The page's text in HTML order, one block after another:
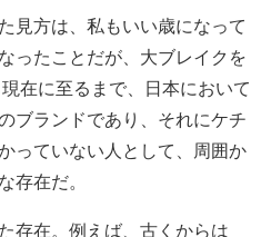
見方は、私もいい歳になって
ったことだが、大ブレイクを
在に至るまで、日本において
ブランドであり、それにケチ
っていない人として、周囲か
存在だ。
存在。例えば、古くからは